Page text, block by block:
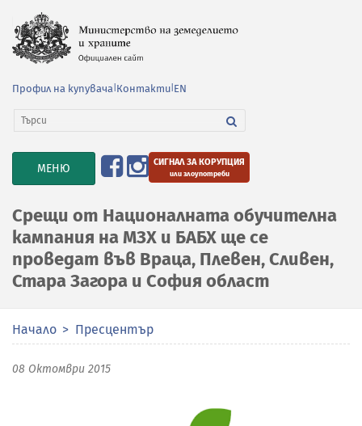
Профил на купувача Контакти EN
TOGGLE
NAVIGATION
МЕНЮ СИГНАЛ ЗА КОРУПЦИЯ
или злоупотреби
Срещи от Националната обучителна
кампания на МЗХ и БАБХ ще се
проведат във Враца, Плевен, Сливен,
Стара Загора и София област
Начало Пресцентър
08 Октомври 2015